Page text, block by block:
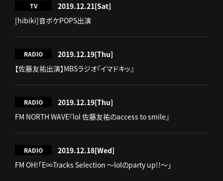
TV 2019.12.21[Sat]
[hibiki]音ボケPOPS出演
RADIO 2019.12.19[Thu]
【佐藤友祐出演】MBSラジオ『イマドキッ』
RADIO 2019.12.19[Thu]
FM NORTH WAVE『lol 佐藤友祐のaccess to smile』
RADIO 2019.12.18[Wed]
FM OH!「E∞Tracks Selection ～lolのparty up!!～」